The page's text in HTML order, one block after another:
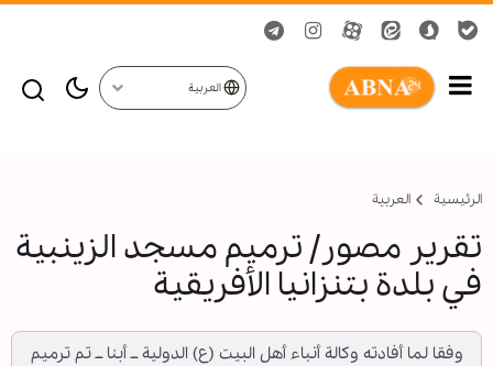
العربية
الرئيسية العربیة
تقرير مصور/ ترميم مسجد الزينبية
في بلدة بتنزانيا الأفريقية
وفقا لما أفادته وكالة أنباء أهل البيت (ع) الدولية ــ أبنا ــ تم ترميم